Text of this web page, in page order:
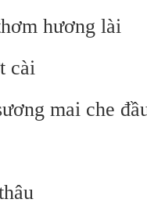
hương lài
cài
mai che